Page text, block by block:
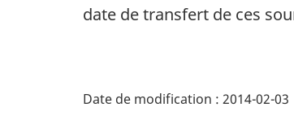
date de transfert de ces
Date de modification : 2014-02-03